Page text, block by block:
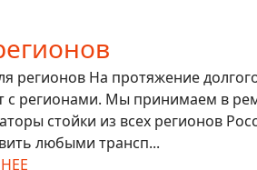
регионов На протяжение
с регионами. Мы принимаем в
стойки из всех регионов
любыми трансп...